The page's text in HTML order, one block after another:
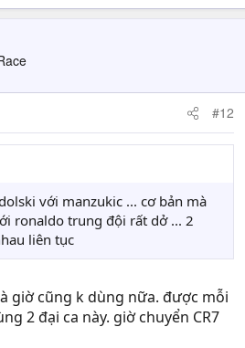
#12
với manzukic ... cơ bản mà
ronaldo trung đội rất dở ... 2
liên tục
giờ cũng k dùng nữa. được mỗi
2 đại ca này. giờ chuyển CR7